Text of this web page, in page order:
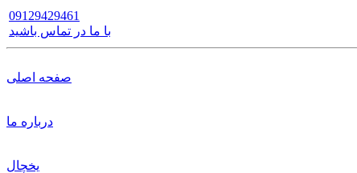
09129429461
با ما در تماس باشید
صفحه اصلی
درباره ما
یخچال